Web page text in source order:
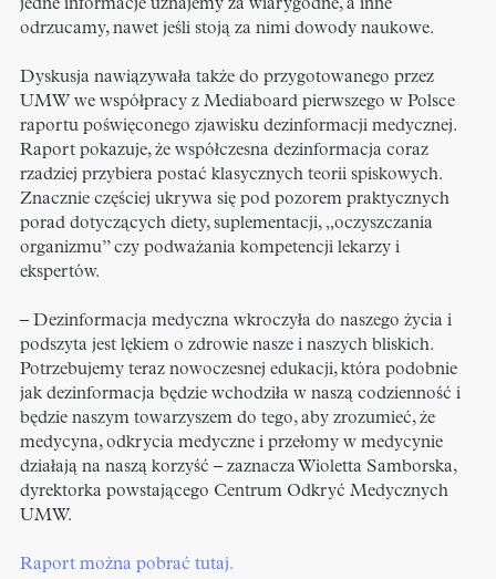
jedne informacje uznajemy za wiarygodne, a inne
odrzucamy, nawet jeśli stoją za nimi dowody naukowe.
Dyskusja nawiązywała także do przygotowanego przez
UMW we współpracy z Mediaboard pierwszego w Polsce
raportu poświęconego zjawisku dezinformacji medycznej.
Raport pokazuje, że współczesna dezinformacja coraz
rzadziej przybiera postać klasycznych teorii spiskowych.
Znacznie częściej ukrywa się pod pozorem praktycznych
porad dotyczących diety, suplementacji, „oczyszczania
organizmu” czy podważania kompetencji lekarzy i
ekspertów.
– Dezinformacja medyczna wkroczyła do naszego życia i
podszyta jest lękiem o zdrowie nasze i naszych bliskich.
Potrzebujemy teraz nowoczesnej edukacji, która podobnie
jak dezinformacja będzie wchodziła w naszą codzienność i
będzie naszym towarzyszem do tego, aby zrozumieć, że
medycyna, odkrycia medyczne i przełomy w medycynie
działają na naszą korzyść – zaznacza Wioletta Samborska,
dyrektorka powstającego Centrum Odkryć Medycznych
UMW.
Raport można pobrać tutaj.